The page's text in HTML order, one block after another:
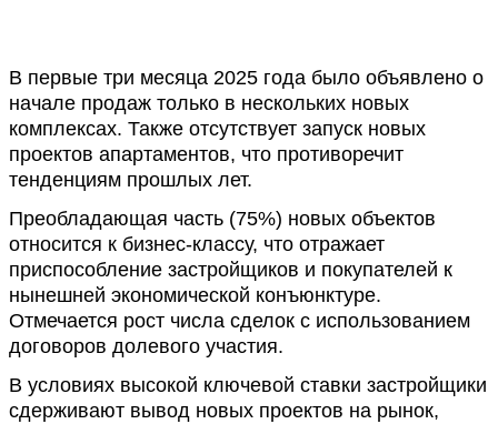
В первые три месяца 2025 года было объявлено о
начале продаж только в нескольких новых
комплексах. Также отсутствует запуск новых
проектов апартаментов, что противоречит
тенденциям прошлых лет.
Преобладающая часть (75%) новых объектов
относится к бизнес-классу, что отражает
приспособление застройщиков и покупателей к
нынешней экономической конъюнктуре.
Отмечается рост числа сделок с использованием
договоров долевого участия.
В условиях высокой ключевой ставки застройщики
сдерживают вывод новых проектов на рынок,